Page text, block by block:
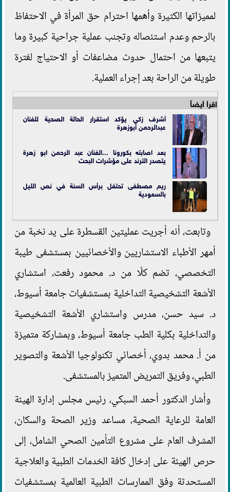
لمميزاتها الكثيرة وأهمها احترام حق المرأة في الاحتفاظ
بالرحم وعدم استئصاله وتجنب عملية جراحية كبيرة وما
يتبعها من احتمال حدوث مضاعفات أو الاحتياج لفترة
طويلة من الراحة بعد إجراء العملية.
اقرأ أيضاً
أشرف زكي يؤكد استقرار الحالة الصحية للفنان
عبدالرحمن أبوزهرة
بعد اصابته بكورونا ...الفنان عبد الرحمن ابو زهرة
يتصدر الترند على مؤشرات البحث
ريم مصطفى تحتفل برأس السنة في نص الليل
بالسعودية
وتابعت، أنه أجريت عمليتين القسطرة على يد نخبة من
أمهر الأطباء الاستشاريين والأخصائيين بمستشفى طيبة
التخصصي، تضم كلًا من د. محمود رفعت، استشاري
الأشعة التشخيصية التداخلية بمستشفيات جامعة أسيوط،
د. سيد حسن، مدرس واستشاري الأشعة التشخيصية
والتداخلية بكلية الطب جامعة أسيوط، وبمشاركة متميزة
من أ. محمد بدوي، أخصائي تكنولوجيا الأشعة والتصوير
الطبي، وفريق التمريض المتميز بالمستشفى.
وأشار الدكتور أحمد السبكي، رئيس مجلس إدارة الهيئة
العامة للرعاية الصحية، مساعد وزير الصحة والسكان،
المشرف العام على مشروع التأمين الصحي الشامل، إلى
حرص الهيئة على إدخال كافة الخدمات الطبية والعلاجية
المستحدثة وفق الممارسات الطبية العالمية بمستشفيات